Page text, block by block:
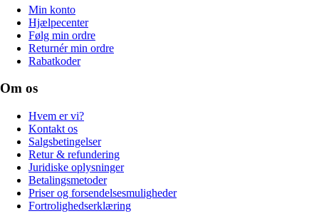
Min konto
Hjælpecenter
Følg min ordre
Returnér min ordre
Rabatkoder
Om os
Hvem er vi?
Kontakt os
Salgsbetingelser
Retur & refundering
Juridiske oplysninger
Betalingsmetoder
Priser og forsendelsesmuligheder
Fortrolighedserklæring